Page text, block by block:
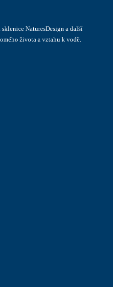
NaturesDesign a další
života a vztahu k vodě.